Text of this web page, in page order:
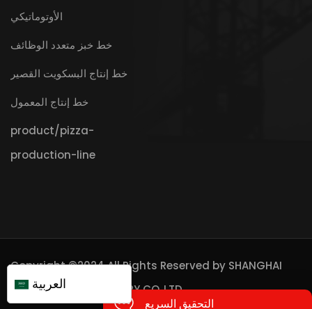
الأوتوماتيكي
خط خبز متعدد الوظائف
خط إنتاج البسكويت القصير
خط إنتاج المعمول
product/pizza-
production-line
Copyright ©2024 All Rights Reserved by SHANGHAI
FQTT BAKERY MACHINERY CO.,LTD
التحقيق السريع
العربية